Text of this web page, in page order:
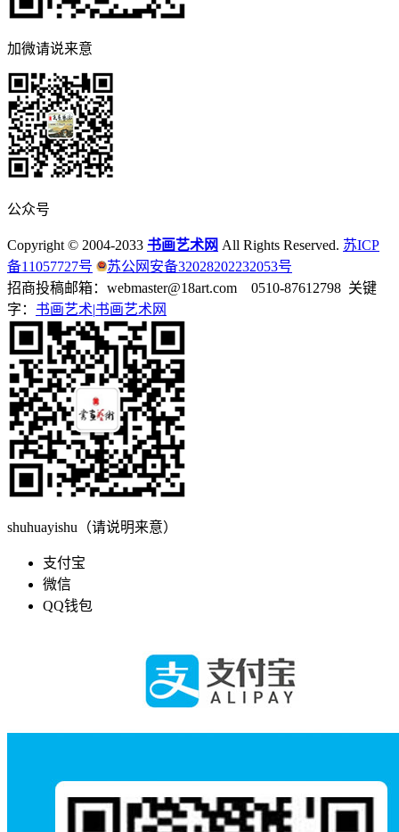
加微请说来意
公众号
Copyright © 2004-2033 书画艺术网 All Rights Reserved. 苏ICP
备11057727号
苏公网安备32028202232053号
招商投稿邮箱：webmaster@18art.com 0510-87612798 关键
字： 书画艺术|书画艺术网
shuhuayishu（请说明来意）
支付宝
微信
QQ钱包